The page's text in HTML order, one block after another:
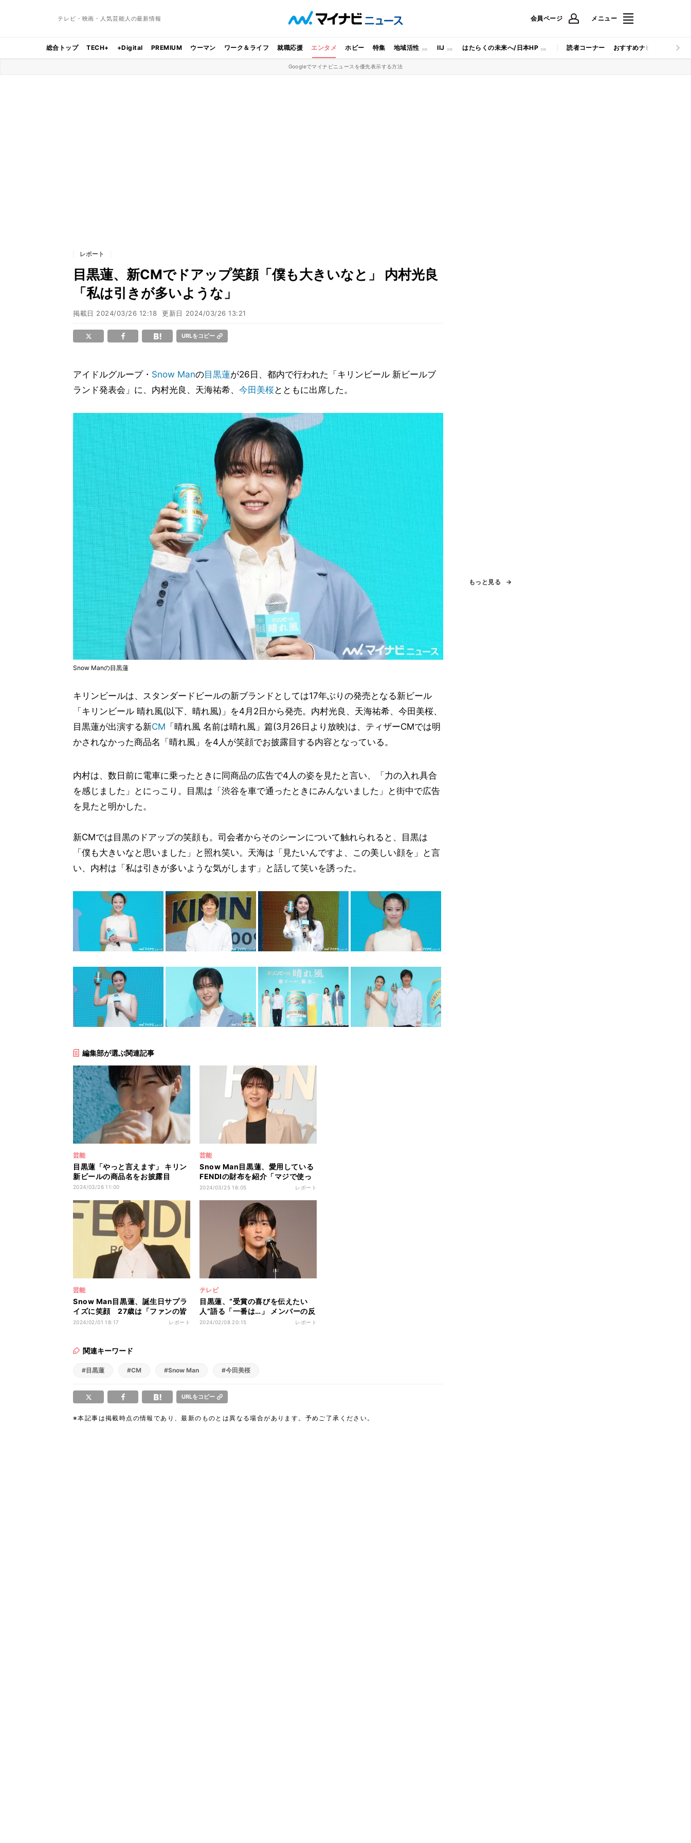
テレビ・映画・人気芸能人の最新情報 会員ページ メニュー
総合トップ TECH+ +Digital PREMIUM ウーマン ワーク＆ライフ 就職応援 エンタメ ホビー 特集 地域活性 IIJ はたらくの未来へ/日本HP 読者コーナー おすすめナビ マイナビ
Googleでマイナビニュースを優先表示する方法
レポート
目黒蓮、新CMでドアップ笑顔「僕も大きいなと」 内村光良
「私は引きが多いような」
掲載日 2024/03/26 12:18 更新日 2024/03/26 13:21
URLをコピー
アイドルグループ・ Snow Manの目黒蓮が26日、都内で行われた「キリンビール 新ビールブ
ランド発表会」に、内村光良、天海祐希、 今田美桜とともに出席した。
Snow Manの目黒蓮
キリンビールは、スタンダードビールの新ブランドとしては17年ぶりの発売となる新ビール
「キリンビール 晴れ風(以下、晴れ風)」を4月2日から発売。内村光良、天海祐希、今田美桜、
目黒蓮が出演する新CM 「晴れ風 名前は晴れ風」篇(3月26日より放映)は、ティザーCMでは明
かされなかった商品名「晴れ風」を4人が笑顔でお披露目する内容となっている。
内村は、数日前に電車に乗ったときに同商品の広告で4人の姿を見たと言い、「力の入れ具合
を感じました」とにっこり。目黒は「渋谷を車で通ったときにみんないました」と街中で広告
を見たと明かした。
新CMでは目黒のドアップの笑顔も。司会者からそのシーンについて触れられると、目黒は
「僕も大きいなと思いました」と照れ笑い。天海は「見たいんですよ、この美しい顔を」と言
い、内村は「私は引きが多いような気がします」と話して笑いを誘った。
編集部が選ぶ関連記事
芸能
目黒蓮「やっと言えます」 キリン
新ビールの商品名をお披露目
2024/03/26 11:00
芸能
Snow Man目黒蓮、愛用している
FENDIの財布を紹介「マジで使っ
ています」
2024/03/25 16:05 レポート
芸能
Snow Man目黒蓮、誕生日サプラ
イズに笑顔 27歳は「ファンの皆
さんをもっと笑顔に」
2024/02/01 18:17 レポート
テレビ
目黒蓮、“受賞の喜びを伝えたい
人”語る「一番は…」 メンバーの反
応は「あとで確認」
2024/02/08 20:15 レポート
関連キーワード
#目黒蓮 #CM #Snow Man #今田美桜
URLをコピー
※本記事は掲載時点の情報であり、最新のものとは異なる場合があります。予めご了承ください。
もっと見る